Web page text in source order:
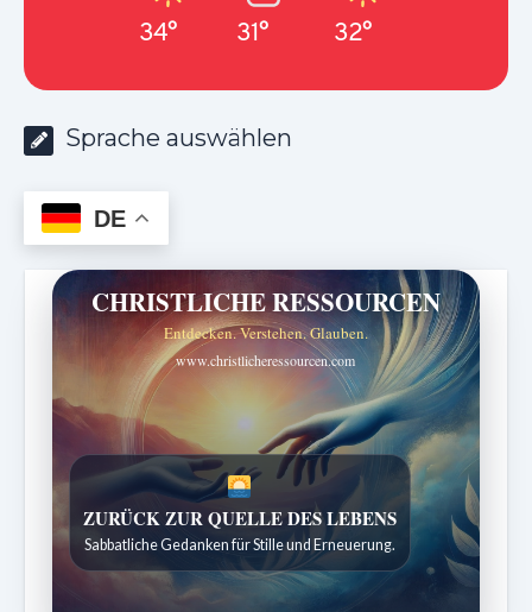
34° 31° 32°
Sprache auswählen
DE
CHRISTLICHE RESSOURCEN
Entdecken. Verstehen. Glauben.
www.christlicheressourcen.com
SPUREN DER SCHÖPFUNG
Entdeckungen aus der Natur.